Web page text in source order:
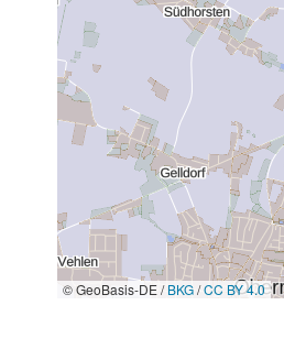
© GeoBasis-DE /BKG/CC BY 4.0